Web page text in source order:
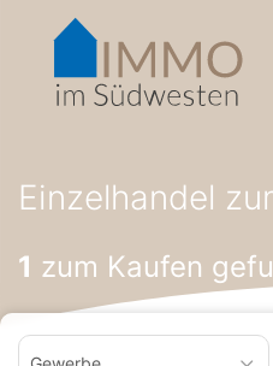
Accessibility-
Modus
Einzelhandel
1 zum Kaufen